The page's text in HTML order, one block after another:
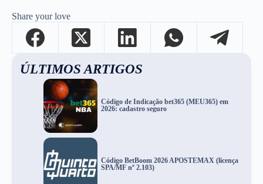
Share your love
ÚLTIMOS ARTIGOS
Código de Indicação bet365 (MEU365) em
2026: cadastro seguro
Código BetBoom 2026 APOSTEMAX (licença
SPA/MF nº 2.103)